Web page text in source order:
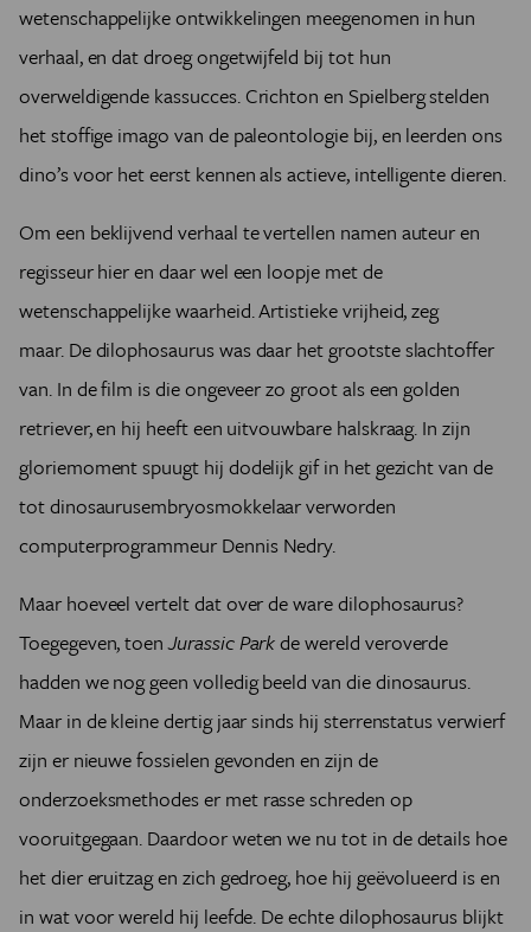
wetenschappelijke ontwikkelingen meegenomen in hun
verhaal, en dat droeg ongetwijfeld bij tot hun
overweldigende kassucces. Crichton en Spielberg stelden
het stoffige imago van de paleontologie bij, en leerden ons
dino’s voor het eerst kennen als actieve, intelligente dieren.
Om een beklijvend verhaal te vertellen namen auteur en
regisseur hier en daar wel een loopje met de
wetenschappelijke waarheid. Artistieke vrijheid, zeg
maar. De dilophosaurus was daar het grootste slachtoffer
van. In de film is die ongeveer zo groot als een golden
retriever, en hij heeft een uitvouwbare halskraag. In zijn
gloriemoment spuugt hij dodelijk gif in het gezicht van de
tot dinosaurusembryosmokkelaar verworden
computerprogrammeur Dennis Nedry.
Maar hoeveel vertelt dat over de ware dilophosaurus?
Toegegeven, toenJurassic Parkde wereld veroverde
hadden we nog geen volledig beeld van die dinosaurus.
Maar in de kleine dertig jaar sinds hij sterrenstatus verwierf
zijn er nieuwe fossielen gevonden en zijn de
onderzoeksmethodes er met rasse schreden op
vooruitgegaan. Daardoor weten we nu tot in de details hoe
het dier eruitzag en zich gedroeg, hoe hij geëvolueerd is en
in wat voor wereld hij leefde. De echte dilophosaurus blijkt